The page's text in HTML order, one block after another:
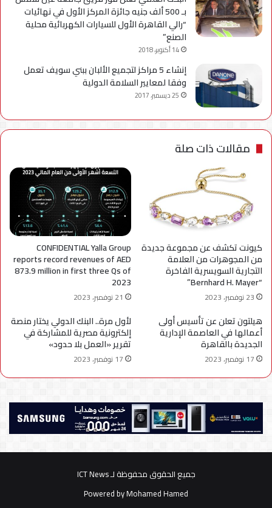
بـ 500 ألف جنيه جائزة المركز الأول في نهائيات
“رالي القاهرة الأول للسيارات الكهربائية محلية
الصنع”
14 أكتوبر، 2018
إنشاء 5 مراكز لتجميع الألبان ببني سويف تعمل
وفقا لمعايير السلامة الدولية
25 ديسمبر، 2017
مقالات ذات صلة
كيونت تكشف عن مجموعة جديدة
من المجوهرات من العلامة
التجارية السويسرية الفاخرة
“Bernhard H. Mayer”
23 نوفمبر، 2023
CONFIDENTIAL Yalla Group
reports record revenues of AED
873.9 million in first three Qs of
2023
21 نوفمبر، 2023
هيلتون تعلن عن تأسيس أولى
أعمالها في العاصمة الإدارية
الجديدة بالقاهرة
17 نوفمبر، 2023
لأول مرة.. البنك الدولي يختار منصة
إلكترونية مصرية للمشاركة في
تقرير «العمل بلا حدود»
17 نوفمبر، 2023
جميع الحقوق محفوظة لـ ICT News
Powered byMohamed Hamed